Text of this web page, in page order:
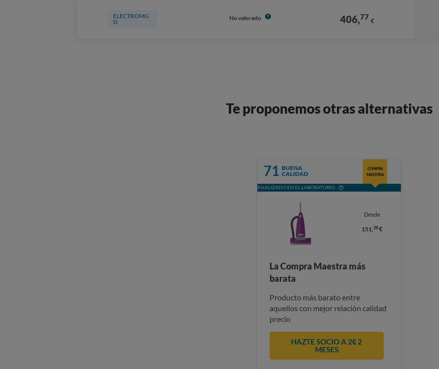
ELECTROMG
D
No valorado 406,77 €
Te proponemos otras alternativas
71 BUENA
CALIDAD
COMPRA
MAESTRA
ANALIZADO EN EL LABORATORIO
Desde
151,28 €
La Compra Maestra más
barata
Producto más barato entre
aquellos con mejor relación calidad
precio
HAZTE SOCIO A 2€ 2
MESES